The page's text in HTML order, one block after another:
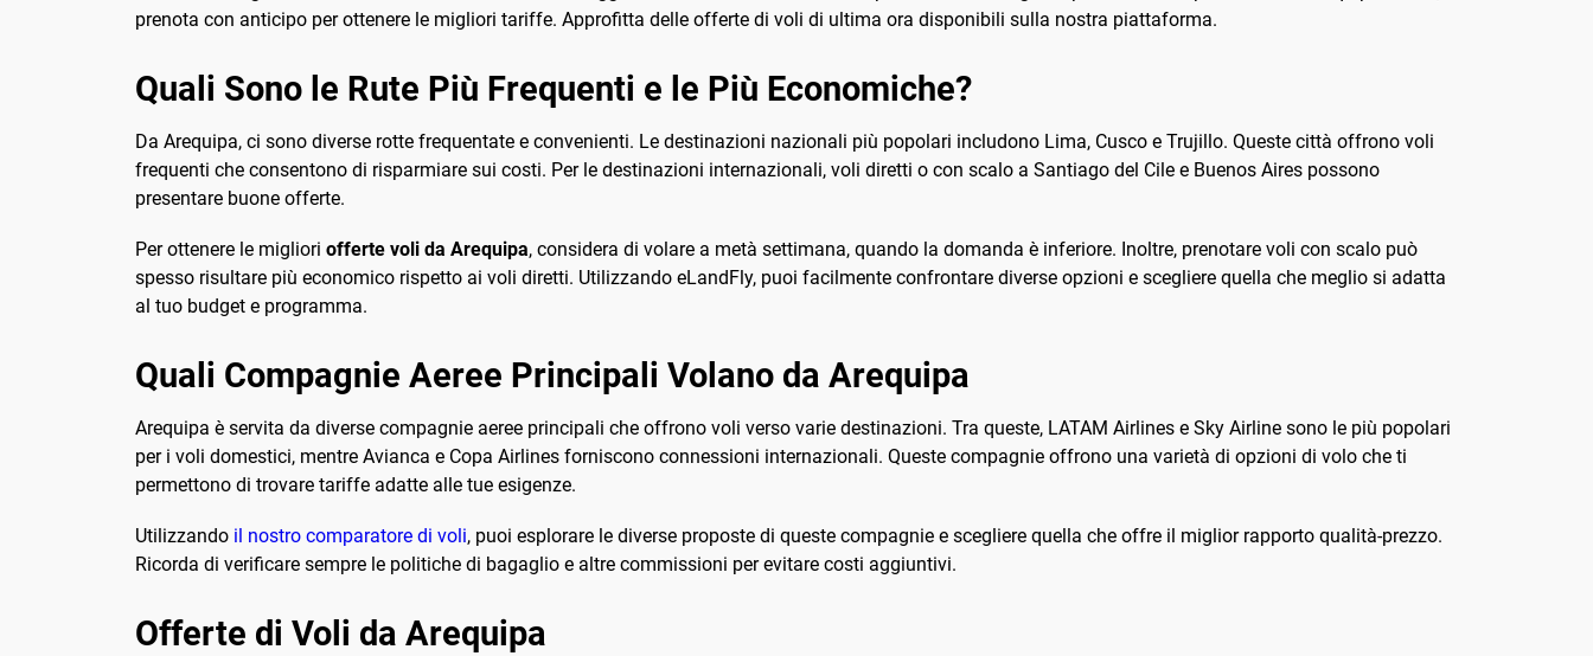
prenota con anticipo per ottenere le migliori tariffe. Approfitta delle offerte di voli di ultima ora disponibili sulla nostra piattaforma.
Quali Sono le Rute Più Frequenti e le Più Economiche?
Da Arequipa, ci sono diverse rotte frequentate e convenienti. Le destinazioni nazionali più popolari includono Lima, Cusco e Trujillo. Queste città offrono voli
frequenti che consentono di risparmiare sui costi. Per le destinazioni internazionali, voli diretti o con scalo a Santiago del Cile e Buenos Aires possono
presentare buone offerte.
Per ottenere le migliori offerte voli da Arequipa, considera di volare a metà settimana, quando la domanda è inferiore. Inoltre, prenotare voli con scalo può
spesso risultare più economico rispetto ai voli diretti. Utilizzando eLandFly, puoi facilmente confrontare diverse opzioni e scegliere quella che meglio si adatta
al tuo budget e programma.
Quali Compagnie Aeree Principali Volano da Arequipa
Arequipa è servita da diverse compagnie aeree principali che offrono voli verso varie destinazioni. Tra queste, LATAM Airlines e Sky Airline sono le più popolari
per i voli domestici, mentre Avianca e Copa Airlines forniscono connessioni internazionali. Queste compagnie offrono una varietà di opzioni di volo che ti
permettono di trovare tariffe adatte alle tue esigenze.
Utilizzando il nostro comparatore di voli, puoi esplorare le diverse proposte di queste compagnie e scegliere quella che offre il miglior rapporto qualità-prezzo.
Ricorda di verificare sempre le politiche di bagaglio e altre commissioni per evitare costi aggiuntivi.
Offerte di Voli da Arequipa